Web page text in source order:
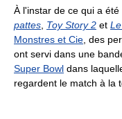
À l'instar de ce qui a
pattes Toy Story 2 et
Monstres et Cie , des
ont servi dans une
Super Bowl dans
regardent le match à la